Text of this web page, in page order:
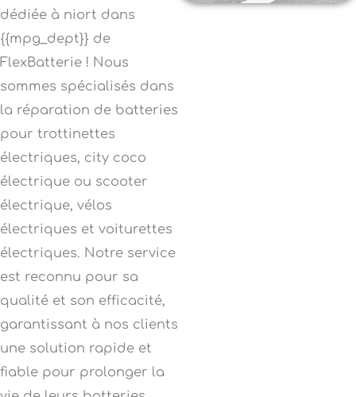
dédiée à niort dans
{{mpg_dept}} de
FlexBatterie ! Nous
sommes spécialisés dans
la réparation de batteries
pour trottinettes
électriques, city coco
électrique ou scooter
électrique, vélos
électriques et voiturettes
électriques. Notre service
est reconnu pour sa
qualité et son efficacité,
garantissant à nos clients
une solution rapide et
fiable pour prolonger la